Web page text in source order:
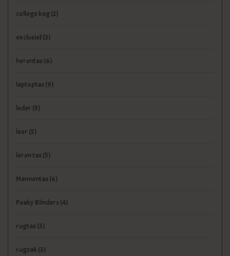
college bag(2)
exclusief(3)
herentas (6)
laptoptas (9)
leder (5)
leer (5)
leren tas (5)
Mannentas (6)
Peaky Blinders (4)
rugtas (3)
rugzak (3)